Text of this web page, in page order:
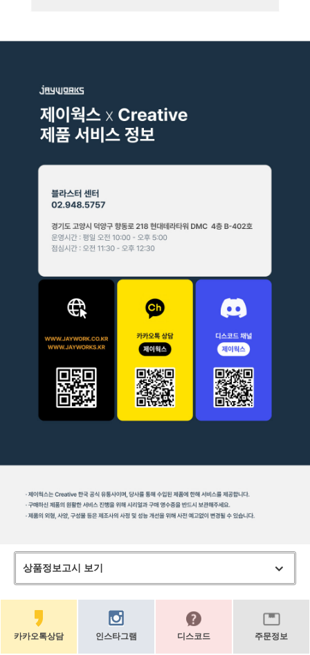
상품정보고시 보기
카카오톡상담 인스타그램 디스코드 주문정보